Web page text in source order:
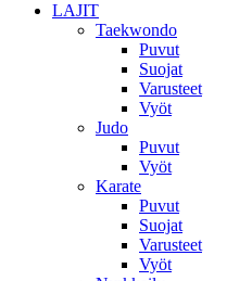
LAJIT
Taekwondo
Puvut
Suojat
Varusteet
Vyöt
Judo
Puvut
Vyöt
Karate
Puvut
Suojat
Varusteet
Vyöt